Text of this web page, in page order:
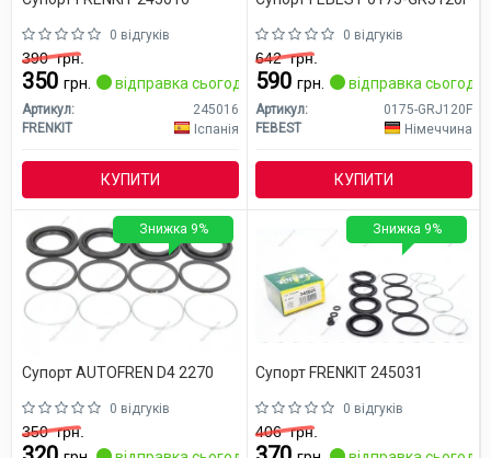
0 відгуків
390грн.
350 грн. відправка сьогодні
Артикул:
245016
FRENKIT
Іспанія
КУПИТИ
0 відгуків
642грн.
590 грн. відправка сьогодні
Артикул:
0175-GRJ120F
FEBEST
Німеччина
КУПИТИ
Супорт AUTOFREN D4 2270
0 відгуків
350грн.
Знижка 9%
Супорт FRENKIT 245031
0 відгуків
406грн.
Знижка 9%